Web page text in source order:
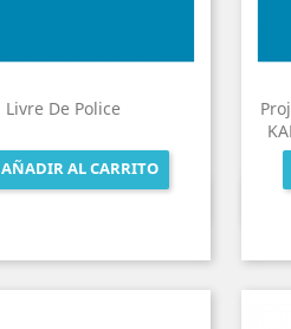
Livre De Police
AÑADIR AL CARRITO